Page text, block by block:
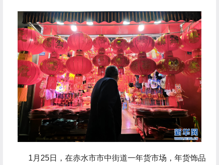
1月25日，在赤水市市中街道一年货市场，年货饰品